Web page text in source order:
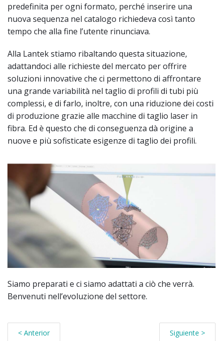
predefinita per ogni formato, perché inserire una
nuova sequenza nel catalogo richiedeva così tanto
tempo che alla fine l’utente rinunciava.
Alla Lantek stiamo ribaltando questa situazione,
adattandoci alle richieste del mercato per offrire
soluzioni innovative che ci permettono di affrontare
una grande variabilità nel taglio di profili di tubi più
complessi, e di farlo, inoltre, con una riduzione dei costi
di produzione grazie alle macchine di taglio laser in
fibra. Ed è questo che di conseguenza dà origine a
nuove e più sofisticate esigenze di taglio dei profili.
Siamo preparati e ci siamo adattati a ciò che verrà.
Benvenuti nell’evoluzione del settore.
< Anterior Siguiente >